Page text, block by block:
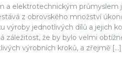
a elektrotechnickým průmyslem
z obrovského množství
výroby jednotlivých dílů a jejich
záležitost, že by bylo velmi
výrobních kroků, a zřejmě […]